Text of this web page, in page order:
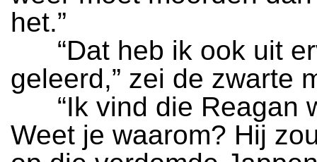
het.”
“Dat heb ik ook uit
geleerd,” zei de zwarte
“Ik vind die Reagan
Weet je waarom? Hij